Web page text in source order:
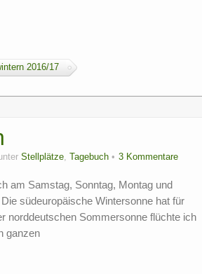
2016/17
Stellplätze, Tagebuch 3 Kommentare
am Samstag, Sonntag, Montag und
südeuropäische Wintersonne hat für
norddeutschen Sommersonne flüchte ich
ganzen